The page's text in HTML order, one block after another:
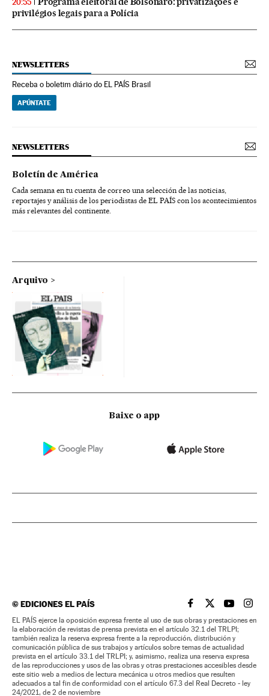
20:55
privilégios legais para a Polícia
NEWSLETTERS
Receba o boletim diário do EL PAÍS Brasil
APÚNTATE
NEWSLETTERS
Boletín de América
Cada semana en tu cuenta de correo una selección de las noticias,
reportajes y análisis de los periodistas de EL PAÍS con los acontecimientos
más relevantes del continente.
Arquivo
Baixe o app
©EDICIONES EL PAÍS EL PAÍS BRASIL EN
EL PAÍSEL PAÍS
EL
EL PAÍS ejerce la oposición expresa frente al uso de sus obras y prestaciones en
la elaboración de revistas de prensa prevista en el artículo 32.1 del TRLPI;
también realiza la reserva expresa frente a la reproducción, distribución y
comunicación pública de sus trabajos y artículos sobre temas de actualidad
prevista en el artículo 33.1 del TRLPI; y, asimismo, realiza una reserva expresa
de las reproducciones y usos de las obras y otras prestaciones accesibles desde
este sitio web a medios de lectura mecánica u otros medios que resulten
adecuados a tal fin de conformidad con el artículo 67.3 del Real Decreto - ley
24/2021, de 2 de noviembre